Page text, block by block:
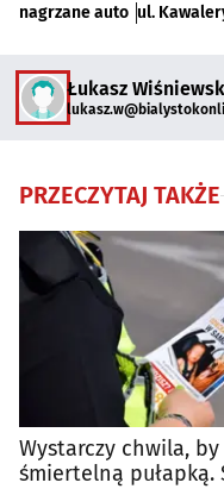
nagrzane auto ul.
Łukasz
PRZECZYTAJ TAKŻE
Wystarczy chwila,
śmiertelną pułapką.